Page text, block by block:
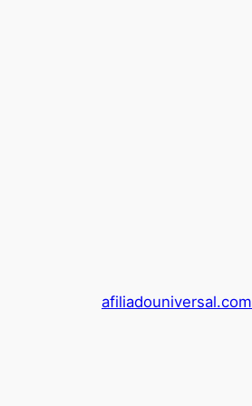
afiliadouniversal.com